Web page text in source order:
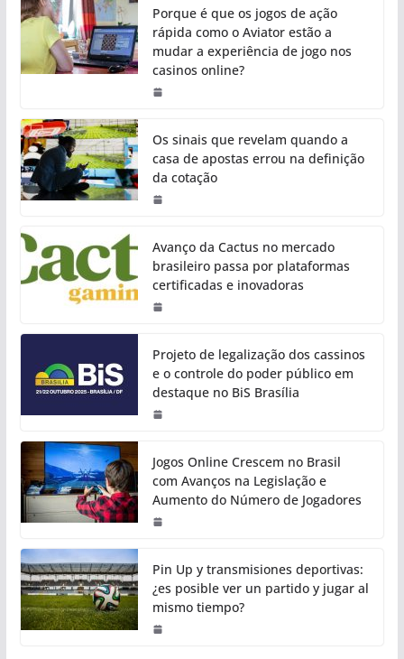
Porque é que os jogos de ação
rápida como o Aviator estão a
mudar a experiência de jogo nos
casinos online?
Os sinais que revelam quando a
casa de apostas errou na definição
da cotação
Avanço da Cactus no mercado
brasileiro passa por plataformas
certificadas e inovadoras
Projeto de legalização dos cassinos
e o controle do poder público em
destaque no BiS Brasília
Jogos Online Crescem no Brasil
com Avanços na Legislação e
Aumento do Número de Jogadores
Pin Up y transmisiones deportivas:
¿es posible ver un partido y jugar al
mismo tiempo?